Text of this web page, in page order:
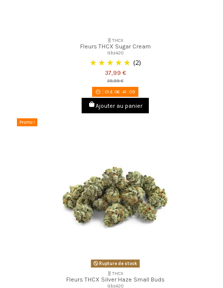
🧬THCX
Fleurs THCX Sugar Cream
Gbz420
(2)
37,99 €
39,99 €
01 d. 06:41 :08
Ajouter au panier
Promo !
Rupture de stock
🧬THCX
Fleurs THCX Silver Haze Small Buds
Gbz420